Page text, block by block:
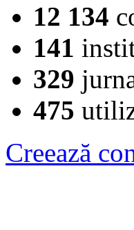
12 134
141
329
475
Creează